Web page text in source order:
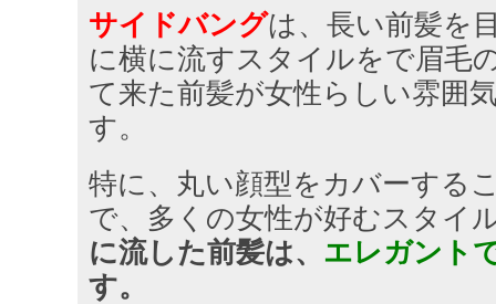
サイドバングは、長い前髪を
に横に流すスタイルをで眉毛
て来た前髪が女性らしい雰囲
す。
特に、丸い顔型をカバーする
で、多くの女性が好むスタイ
に流した前髪は、 エレガント
す。